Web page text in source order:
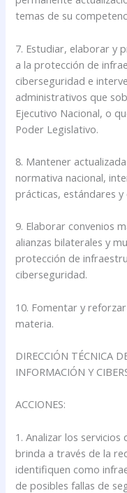
temas de su
7. Estudiar, elaborar y
a la protección de
ciberseguridad e
administrativos que
Ejecutivo Nacional, o
Poder Legislativo.
8. Mantener
normativa nacional,
prácticas, estándares
9. Elaborar convenios
alianzas bilaterales y
protección de
ciberseguridad.
10. Fomentar y
materia.
DIRECCIÓN TÉCNICA
INFORMACIÓN Y
ACCIONES:
1. Analizar los servicios
brinda a través de la
identifiquen como
de posibles fallas de